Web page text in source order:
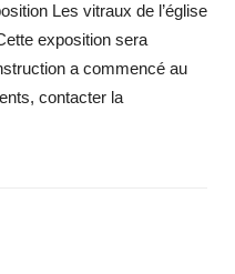
Les vitraux de l’église
exposition sera
a commencé au
contacter la